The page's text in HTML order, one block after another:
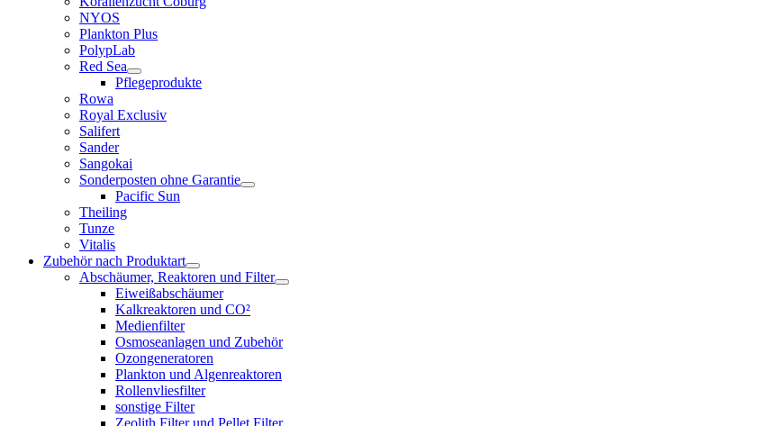
NYOS
Plankton Plus
PolypLab
Red Sea
Pflegeprodukte
Rowa
Royal Exclusiv
Salifert
Sander
Sangokai
Sonderposten ohne Garantie
Pacific Sun
Theiling
Tunze
Vitalis
Zubehör nach Produktart
Abschäumer, Reaktoren und Filter
Eiweißabschäumer
Kalkreaktoren und CO²
Medienfilter
Osmoseanlagen und Zubehör
Ozongeneratoren
Plankton und Algenreaktoren
Rollenvliesfilter
sonstige Filter
Zeolith Filter und Pellet Filter